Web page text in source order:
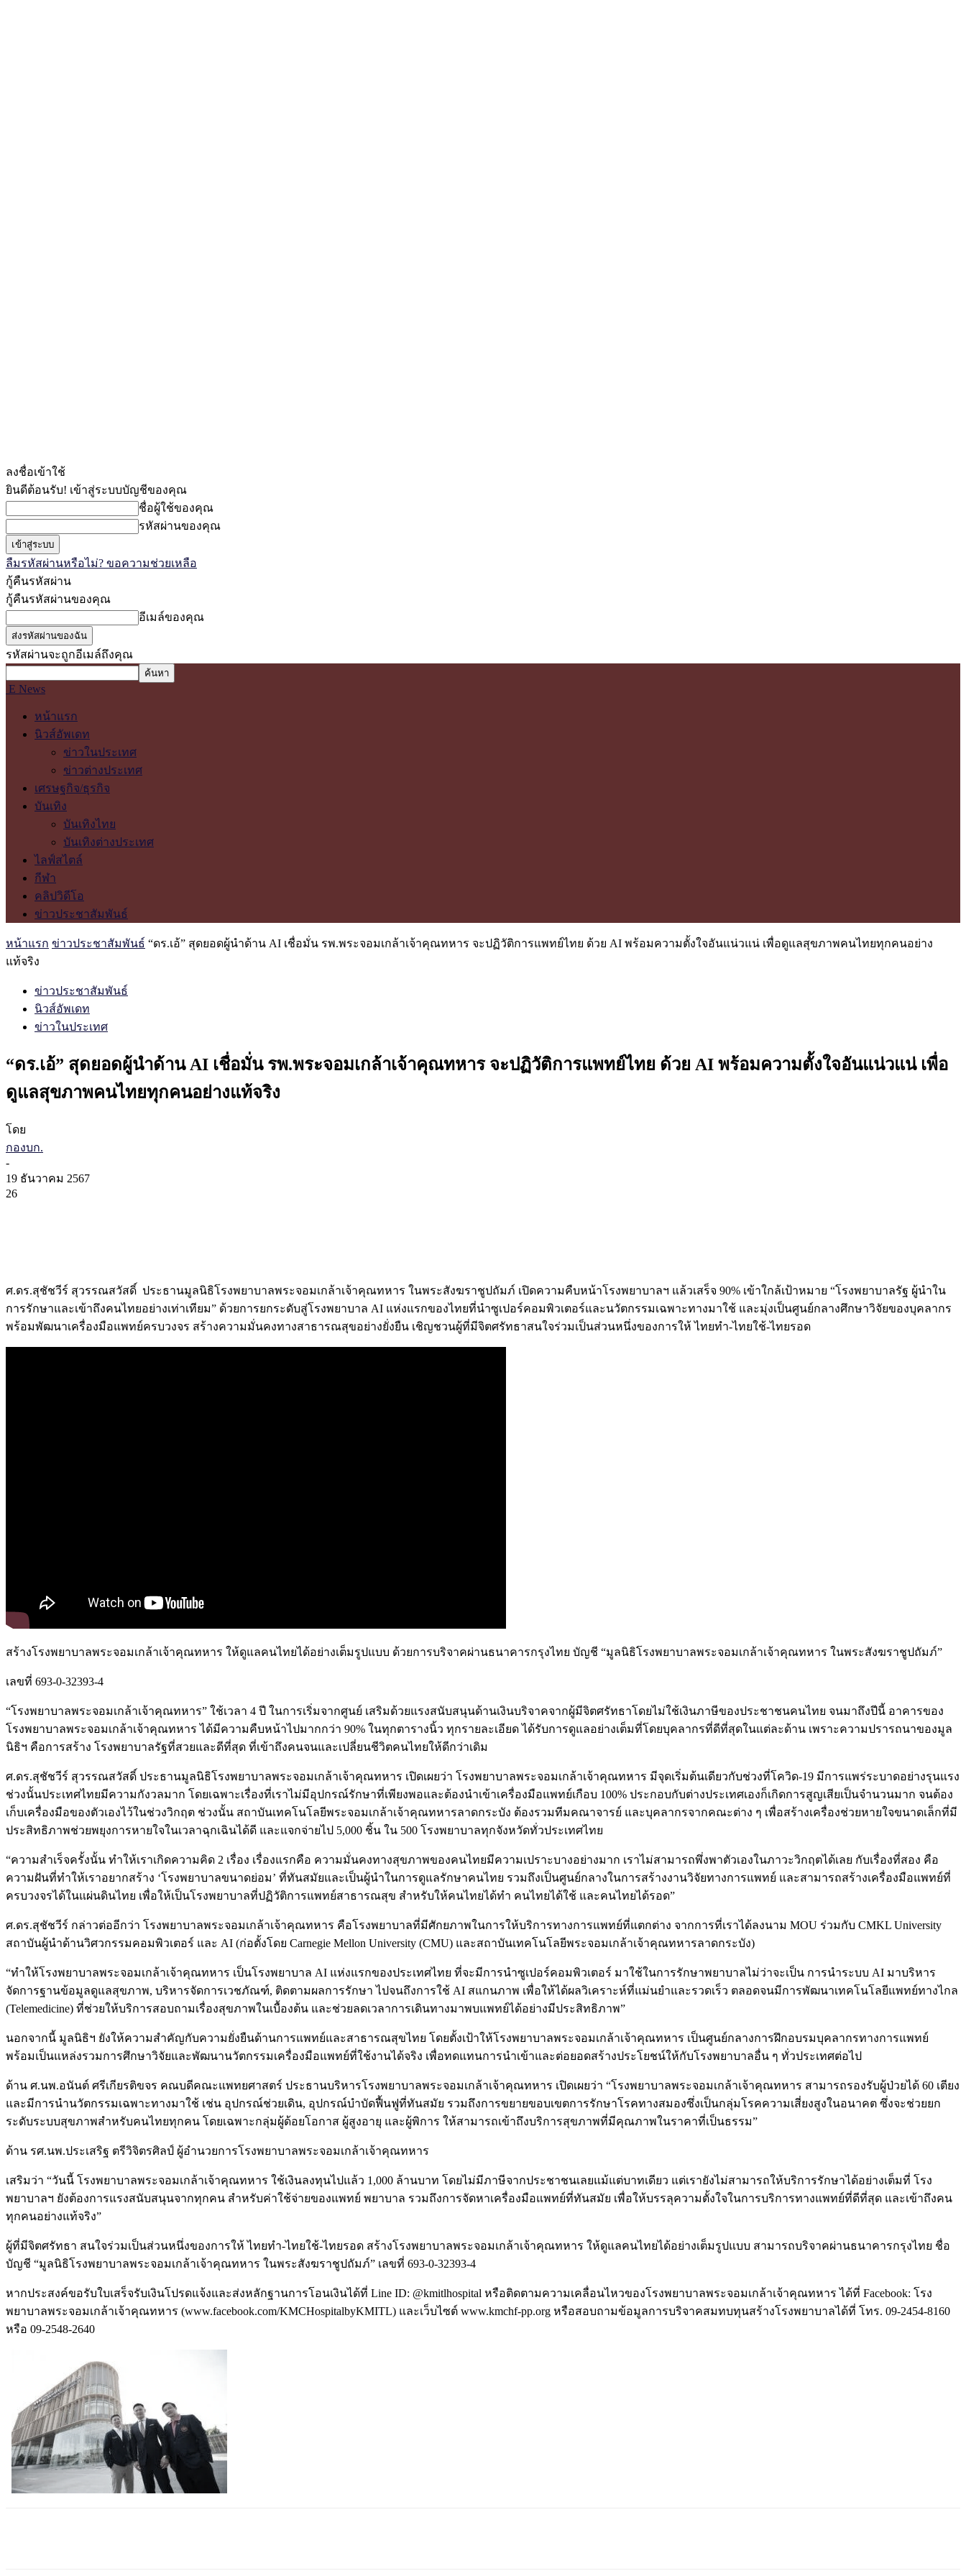
ลงชื่อเข้าใช้
ยินดีต้อนรับ! เข้าสู่ระบบบัญชีของคุณ
ชื่อผู้ใช้ของคุณ
รหัสผ่านของคุณ
ลืมรหัสผ่านหรือไม่? ขอความช่วยเหลือ
กู้คืนรหัสผ่าน
กู้คืนรหัสผ่านของคุณ
อีเมล์ของคุณ
รหัสผ่านจะถูกอีเมล์ถึงคุณ
E News
หน้าแรก
นิวส์อัพเดท
ข่าวในประเทศ
ข่าวต่างประเทศ
เศรษฐกิจ/ธุรกิจ
บันเทิง
บันเทิงไทย
บันเทิงต่างประเทศ
ไลฟ์สไตล์
กีฬา
คลิปวิดีโอ
ข่าวประชาสัมพันธ์
หน้าแรก ข่าวประชาสัมพันธ์ “ดร.เอ้” สุดยอดผู้นำด้าน AI เชื่อมั่น รพ.พระจอมเกล้าเจ้าคุณทหาร จะปฏิวัติการแพทย์ไทย ด้วย AI พร้อมความตั้งใจอันแน่วแน่ เพื่อดูแลสุขภาพคนไทยทุกคนอย่าง
แท้จริง
ข่าวประชาสัมพันธ์
นิวส์อัพเดท
ข่าวในประเทศ
“ดร.เอ้” สุดยอดผู้นำด้าน AI เชื่อมั่น รพ.พระจอมเกล้าเจ้าคุณทหาร จะปฏิวัติการแพทย์ไทย ด้วย AI พร้อมความตั้งใจอันแน่วแน่ เพื่อ
ดูแลสุขภาพคนไทยทุกคนอย่างแท้จริง
โดย
กองบก.
-
19 ธันวาคม 2567
26
ศ.ดร.สุชัชวีร์ สุวรรณสวัสดิ์ ประธานมูลนิธิโรงพยาบาลพระจอมเกล้าเจ้าคุณทหาร ในพระสังฆราชูปถัมภ์ เปิดความคืบหน้าโรงพยาบาลฯ แล้วเสร็จ 90% เข้าใกล้เป้าหมาย “โรงพยาบาลรัฐ ผู้นำใน
การรักษาและเข้าถึงคนไทยอย่างเท่าเทียม” ด้วยการยกระดับสู่โรงพยาบาล AI แห่งแรกของไทยที่นำซูเปอร์คอมพิวเตอร์และนวัตกรรมเฉพาะทางมาใช้ และมุ่งเป็นศูนย์กลางศึกษาวิจัยของบุคลากร
พร้อมพัฒนาเครื่องมือแพทย์ครบวงจร สร้างความมั่นคงทางสาธารณสุขอย่างยั่งยืน เชิญชวนผู้ที่มีจิตศรัทธาสนใจร่วมเป็นส่วนหนึ่งของการให้ ไทยทำ-ไทยใช้-ไทยรอด
สร้างโรงพยาบาลพระจอมเกล้าเจ้าคุณทหาร ให้ดูแลคนไทยได้อย่างเต็มรูปแบบ ด้วยการบริจาคผ่านธนาคารกรุงไทย บัญชี “มูลนิธิโรงพยาบาลพระจอมเกล้าเจ้าคุณทหาร ในพระสังฆราชูปถัมภ์”
เลขที่ 693-0-32393-4
“โรงพยาบาลพระจอมเกล้าเจ้าคุณทหาร” ใช้เวลา 4 ปี ในการเริ่มจากศูนย์ เสริมด้วยแรงสนับสนุนด้านเงินบริจาคจากผู้มีจิตศรัทธาโดยไม่ใช้เงินภาษีของประชาชนคนไทย จนมาถึงปีนี้ อาคารของ
โรงพยาบาลพระจอมเกล้าเจ้าคุณทหาร ได้มีความคืบหน้าไปมากกว่า 90% ในทุกตารางนิ้ว ทุกรายละเอียด ได้รับการดูแลอย่างเต็มที่โดยบุคลากรที่ดีที่สุดในแต่ละด้าน เพราะความปรารถนาของมูล
นิธิฯ คือการสร้าง โรงพยาบาลรัฐที่สวยและดีที่สุด ที่เข้าถึงคนจนและเปลี่ยนชีวิตคนไทยให้ดีกว่าเดิม
ศ.ดร.สุชัชวีร์ สุวรรณสวัสดิ์ ประธานมูลนิธิโรงพยาบาลพระจอมเกล้าเจ้าคุณทหาร เปิดเผยว่า โรงพยาบาลพระจอมเกล้าเจ้าคุณทหาร มีจุดเริ่มต้นเดียวกับช่วงที่โควิด-19 มีการแพร่ระบาดอย่างรุนแรง
ช่วงนั้นประเทศไทยมีความกังวลมาก โดยเฉพาะเรื่องที่เราไม่มีอุปกรณ์รักษาที่เพียงพอและต้องนำเข้าเครื่องมือแพทย์เกือบ 100% ประกอบกับต่างประเทศเองก็เกิดการสูญเสียเป็นจำนวนมาก จนต้อง
เก็บเครื่องมือของตัวเองไว้ในช่วงวิกฤต ช่วงนั้น สถาบันเทคโนโลยีพระจอมเกล้าเจ้าคุณทหารลาดกระบัง ต้องรวมทีมคณาจารย์ และบุคลากรจากคณะต่าง ๆ เพื่อสร้างเครื่องช่วยหายใจขนาดเล็กที่มี
ประสิทธิภาพช่วยพยุงการหายใจในเวลาฉุกเฉินได้ดี และแจกจ่ายไป 5,000 ชิ้น ใน 500 โรงพยาบาลทุกจังหวัดทั่วประเทศไทย
“ความสำเร็จครั้งนั้น ทำให้เราเกิดความคิด 2 เรื่อง เรื่องแรกคือ ความมั่นคงทางสุขภาพของคนไทยมีความเปราะบางอย่างมาก เราไม่สามารถพึ่งพาตัวเองในภาวะวิกฤตได้เลย กับเรื่องที่สอง คือ
ความฝันที่ทำให้เราอยากสร้าง ‘โรงพยาบาลขนาดย่อม’ ที่ทันสมัยและเป็นผู้นำในการดูแลรักษาคนไทย รวมถึงเป็นศูนย์กลางในการสร้างงานวิจัยทางการแพทย์ และสามารถสร้างเครื่องมือแพทย์ที่
ครบวงจรได้ในแผ่นดินไทย เพื่อให้เป็นโรงพยาบาลที่ปฏิวัติการแพทย์สาธารณสุข สำหรับให้คนไทยได้ทำ คนไทยได้ใช้ และคนไทยได้รอด”
ศ.ดร.สุชัชวีร์ กล่าวต่ออีกว่า โรงพยาบาลพระจอมเกล้าเจ้าคุณทหาร คือโรงพยาบาลที่มีศักยภาพในการให้บริการทางการแพทย์ที่แตกต่าง จากการที่เราได้ลงนาม MOU ร่วมกับ CMKL University
สถาบันผู้นำด้านวิศวกรรมคอมพิวเตอร์ และ AI (ก่อตั้งโดย Carnegie Mellon University (CMU) และสถาบันเทคโนโลยีพระจอมเกล้าเจ้าคุณทหารลาดกระบัง)
“ทำให้โรงพยาบาลพระจอมเกล้าเจ้าคุณทหาร เป็นโรงพยาบาล AI แห่งแรกของประเทศไทย ที่จะมีการนำซูเปอร์คอมพิวเตอร์ มาใช้ในการรักษาพยาบาลไม่ว่าจะเป็น การนำระบบ AI มาบริหาร
จัดการฐานข้อมูลดูแลสุขภาพ, บริหารจัดการเวชภัณฑ์, ติดตามผลการรักษา ไปจนถึงการใช้ AI สแกนภาพ เพื่อให้ได้ผลวิเคราะห์ที่แม่นยำและรวดเร็ว ตลอดจนมีการพัฒนาเทคโนโลยีแพทย์ทางไกล
(Telemedicine) ที่ช่วยให้บริการสอบถามเรื่องสุขภาพในเบื้องต้น และช่วยลดเวลาการเดินทางมาพบแพทย์ได้อย่างมีประสิทธิภาพ”
นอกจากนี้ มูลนิธิฯ ยังให้ความสำคัญกับความยั่งยืนด้านการแพทย์และสาธารณสุขไทย โดยตั้งเป้าให้โรงพยาบาลพระจอมเกล้าเจ้าคุณทหาร เป็นศูนย์กลางการฝึกอบรมบุคลากรทางการแพทย์
พร้อมเป็นแหล่งรวมการศึกษาวิจัยและพัฒนานวัตกรรมเครื่องมือแพทย์ที่ใช้งานได้จริง เพื่อทดแทนการนำเข้าและต่อยอดสร้างประโยชน์ให้กับโรงพยาบาลอื่น ๆ ทั่วประเทศต่อไป
ด้าน ศ.นพ.อนันต์ ศรีเกียรติขจร คณบดีคณะแพทยศาสตร์ ประธานบริหารโรงพยาบาลพระจอมเกล้าเจ้าคุณทหาร เปิดเผยว่า “โรงพยาบาลพระจอมเกล้าเจ้าคุณทหาร สามารถรองรับผู้ป่วยได้ 60 เตียง
และมีการนำนวัตกรรมเฉพาะทางมาใช้ เช่น อุปกรณ์ช่วยเดิน, อุปกรณ์บำบัดฟื้นฟูที่ทันสมัย รวมถึงการขยายขอบเขตการรักษาโรคทางสมองซึ่งเป็นกลุ่มโรคความเสี่ยงสูงในอนาคต ซึ่งจะช่วยยก
ระดับระบบสุขภาพสำหรับคนไทยทุกคน โดยเฉพาะกลุ่มผู้ด้อยโอกาส ผู้สูงอายุ และผู้พิการ ให้สามารถเข้าถึงบริการสุขภาพที่มีคุณภาพในราคาที่เป็นธรรม”
ด้าน รศ.นพ.ประเสริฐ ตรีวิจิตรศิลป์ ผู้อำนวยการโรงพยาบาลพระจอมเกล้าเจ้าคุณทหาร
เสริมว่า “วันนี้ โรงพยาบาลพระจอมเกล้าเจ้าคุณทหาร ใช้เงินลงทุนไปแล้ว 1,000 ล้านบาท โดยไม่มีภาษีจากประชาชนเลยแม้แต่บาทเดียว แต่เรายังไม่สามารถให้บริการรักษาได้อย่างเต็มที่ โรง
พยาบาลฯ ยังต้องการแรงสนับสนุนจากทุกคน สำหรับค่าใช้จ่ายของแพทย์ พยาบาล รวมถึงการจัดหาเครื่องมือแพทย์ที่ทันสมัย เพื่อให้บรรลุความตั้งใจในการบริการทางแพทย์ที่ดีที่สุด และเข้าถึงคน
ทุกคนอย่างแท้จริง”
ผู้ที่มีจิตศรัทธา สนใจร่วมเป็นส่วนหนึ่งของการให้ ไทยทำ-ไทยใช้-ไทยรอด สร้างโรงพยาบาลพระจอมเกล้าเจ้าคุณทหาร ให้ดูแลคนไทยได้อย่างเต็มรูปแบบ สามารถบริจาคผ่านธนาคารกรุงไทย ชื่อ
บัญชี “มูลนิธิโรงพยาบาลพระจอมเกล้าเจ้าคุณทหาร ในพระสังฆราชูปถัมภ์” เลขที่ 693-0-32393-4
หากประสงค์ขอรับใบเสร็จรับเงินโปรดแจ้งและส่งหลักฐานการโอนเงินได้ที่ Line ID: @kmitlhospital หรือติดตามความเคลื่อนไหวของโรงพยาบาลพระจอมเกล้าเจ้าคุณทหาร ได้ที่ Facebook: โรง
พยาบาลพระจอมเกล้าเจ้าคุณทหาร (www.facebook.com/KMCHospitalbyKMITL) และเว็บไซต์ www.kmchf-pp.org หรือสอบถามข้อมูลการบริจาคสมทบทุนสร้างโรงพยาบาลได้ที่ โทร. 09-2454-8160
หรือ 09-2548-2640